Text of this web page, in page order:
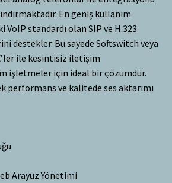
En geniş kullanım
VoIP standardı olan SIP ve H.323
destekler. Bu sayede Softswitch veya
ile kesintisiz iletişim
işletmeler için ideal bir çözümdür.
performans ve kalitede ses aktarımı
Arayüz Yönetimi